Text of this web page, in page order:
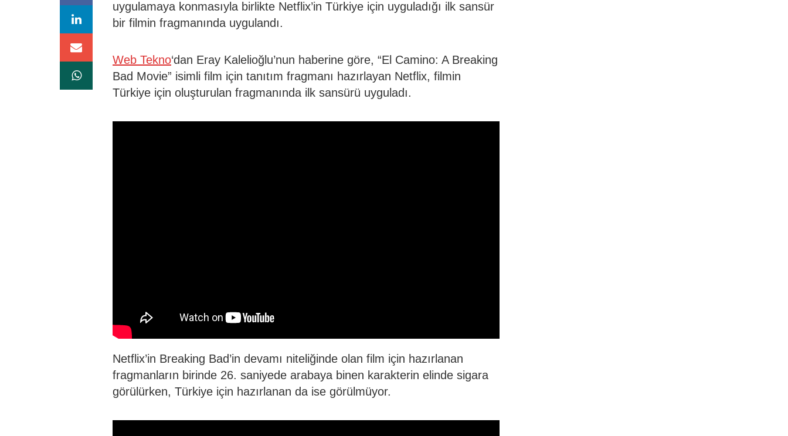
uygulamaya konmasıyla birlikte Netflix’in Türkiye için uyguladığı ilk sansür
bir filmin fragmanında uygulandı.
Web Tekno‘dan Eray Kalelioğlu’nun haberine göre, “El Camino: A Breaking
Bad Movie” isimli film için tanıtım fragmanı hazırlayan Netflix, filmin
Türkiye için oluşturulan fragmanında ilk sansürü uyguladı.
Netflix’in Breaking Bad’in devamı niteliğinde olan film için hazırlanan
fragmanların birinde 26. saniyede arabaya binen karakterin elinde sigara
görülürken, Türkiye için hazırlanan da ise görülmüyor.